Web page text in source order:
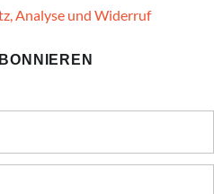
Analyse und Widerruf